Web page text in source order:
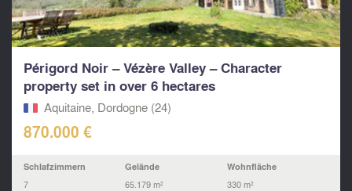
Périgord Noir – Vézère Valley – Character
property set in over 6 hectares
Aquitaine, Dordogne (24)
870.000 €
Schlafzimmern
7
Gelände
65.179 m²
Wohnfläche
330 m²